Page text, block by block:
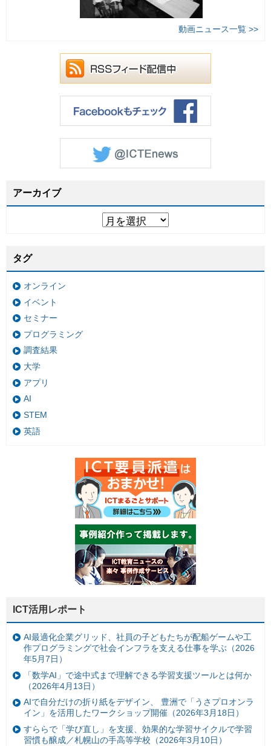
動画ニュース一覧 >>
アーカイブ
タグ
オンライン
イベント
セミナー
プログラミング
調査結果
大学
アプリ
AI
STEM
英語
ICT活用レポート
AI最適化企業グリッド、社員の子どもたちが配船ゲームや工
作プログラミングで社会インフラを支える仕事を学ぶ（2026
年5月7日）
「数学AI」で途中式まで理解できる学習支援ツールとは何か
（2026年4月13日）
AIで自分だけの折り紙をデザイン、 豊洲で「うさプロオンラ
イン」を活用したワークショップ開催（2026年3月18日）
すららで「学び直し」を支援、効果的な学習サイクルで学習
習慣も醸成／札幌山の手高等学校（2026年3月10日）